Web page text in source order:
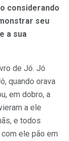
considerando
seu
a sua
de Jó. Jó
quando orava
em dobro, a
a ele
e todos
ele pão em